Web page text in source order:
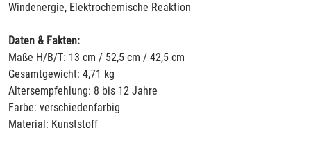
Windenergie, Elektrochemische Reaktion
Daten & Fakten:
Maße H/B/T: 13 cm / 52,5 cm / 42,5 cm
Gesamtgewicht: 4,71 kg
Altersempfehlung: 8 bis 12 Jahre
Farbe: verschiedenfarbig
Material: Kunststoff